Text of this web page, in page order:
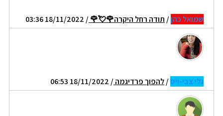
שמואל כהן/ תודה רחל היקרה🌹💘🌹/ 18/11/2022 03:36
גלי צבי-ויס/להפוך פרדיגמה/ 18/11/2022 06:53